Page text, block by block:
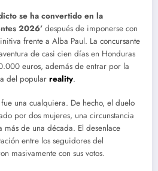
se ha convertido en la
2026’ después de imponerse con
frente a Alba Paul. La concursante
de casi cien días en Honduras
euros, además de entrar por la
del popular reality.
una cualquiera. De hecho, el duelo
por dos mujeres, una circunstancia
de una década. El desenlace
entre los seguidores del
masivamente con sus votos.